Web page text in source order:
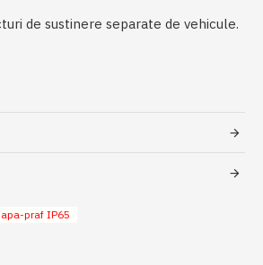
de sustinere separate de vehicule.
praf IP65